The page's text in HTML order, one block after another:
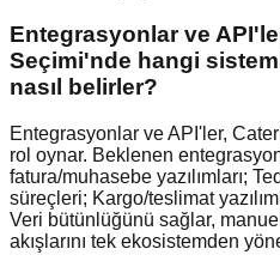
Entegrasyonlar ve
Seçimi'nde hangi
nasıl belirler?
Entegrasyonlar ve API'ler,
rol oynar. Beklenen
fatura/muhasebe yazılımları;
süreçleri; Kargo/teslimat
Veri bütünlüğünü sağlar,
akışlarını tek ekosistemden